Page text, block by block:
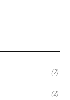
(2)
(2)